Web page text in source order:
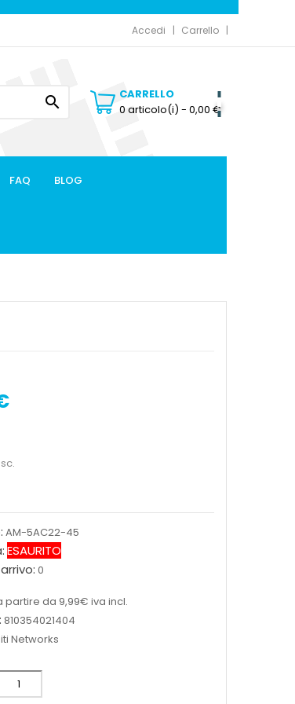
Accedi Carrello

CARRELLO
0 articolo(i) - 0,00 €
FAQ BLOG
AM-5AC22-45
ESAURITO
0
partire da 9,99€ iva incl.
810354021404
Networks